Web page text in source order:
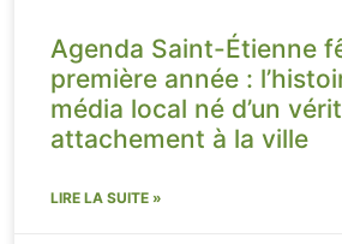
Agenda Saint-Étienne
première année :
média local né d’un
attachement à la ville
LIRE LA SUITE »